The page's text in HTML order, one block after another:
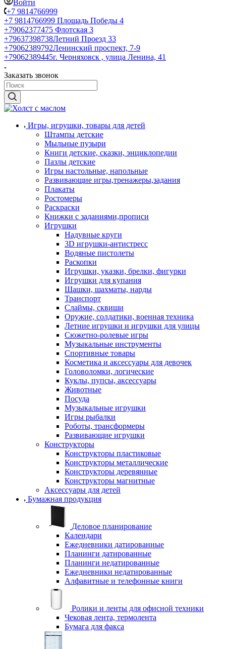
Войти
+7 9814766999
+7 9814766999 Площадь Победы 4
+79062377475 Флотская 3
+79637398738Летний Проезд 33
+79062389792Ленинский проспект, 7-9
+79062389445г. Черняховск , улица Ленина, 41
Заказать звонок
Игры, игрушки, товары для детей
Штампы детские
Мыльные пузыри
Книги детские, сказки, энциклопедии
Пазлы детские
Игры настольные, напольные
Развивающие игры,тренажеры,задания
Плакаты
Ростомеры
Раскраски
Книжки с заданиями,прописи
Игрушки
Надувные круги
3D игрушки-антистресс
Водяные пистолеты
Раскопки
Игрушки, указки, брелки, фигурки
Игрушки для купания
Шашки, шахматы, нарды
Транспорт
Слаймы, сквиши
Оружие, солдатики, военная техника
Летние игрушки и игрушки для улицы
Сюжетно-ролевые игры
Музыкальные инструменты
Спортивные товары
Косметика и аксессуары для девочек
Головоломки, логические
Куклы, пупсы, аксессуары
Животные
Посуда
Музыкальные игрушки
Игры рыбалки
Роботы, трансформеры
Развивающие игрушки
Конструкторы
Конструкторы пластиковые
Конструкторы металлические
Конструкторы деревянные
Конструкторы магнитные
Аксессуары для детей
Бумажная продукция
Деловое планирование
Календари
Ежедневники датированные
Планинги датированные
Планинги недатированные
Ежедневники недатированные
Алфавитные и телефонные книги
Ролики и ленты для офисной техники
Чековая лента, термолента
Бумага для факса